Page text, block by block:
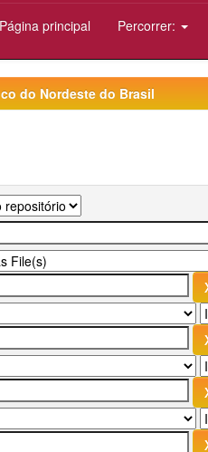
principal Percorrer:
do Nordeste do Brasil